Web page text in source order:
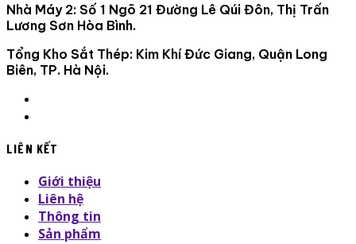
Nhà Máy 2: Số 1 Ngõ 21 Đường Lê Qúi Đôn, Thị Trấn
Lương Sơn Hòa Bình.
Tổng Kho Sắt Thép: Kim Khí Đức Giang, Quận Long
Biên, TP. Hà Nội.
LIÊN KẾT
Giới thiệu
Liên hệ
Thông tin
Sản phẩm